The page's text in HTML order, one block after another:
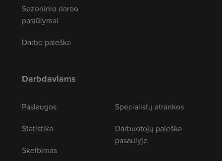
Sezoninio darbo
pasiūlymai
Darbo paieška
Darbdaviams
Paslaugos
Statistika
Skelbimas
Specialistų atrankos
Darbuotojų paieška
pasaulyje